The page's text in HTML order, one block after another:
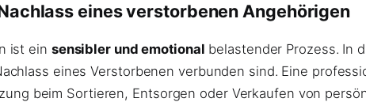
eines verstorbenen Angehörigen
ist ein sensibler und emotional belastender Prozess. In
eines Verstorbenen verbunden sind. Eine
beim Sortieren, Entsorgen oder Verkaufen von